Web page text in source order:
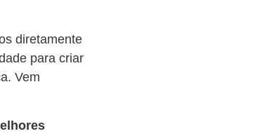
diretamente
para criar
Vem